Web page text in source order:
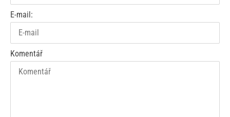
E-mail:
Komentář